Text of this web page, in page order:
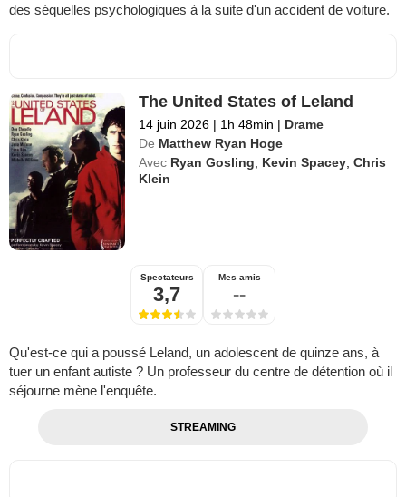
des séquelles psychologiques à la suite d'un accident de voiture.
The United States of Leland
14 juin 2026 | 1h 48min | Drame
De Matthew Ryan Hoge
Avec Ryan Gosling Kevin Spacey ,Chris
Klein
Spectateurs
3,7
Mes amis
--
Qu'est-ce qui a poussé Leland, un adolescent de quinze ans, à
tuer un enfant autiste ? Un professeur du centre de détention où il
séjourne mène l'enquête.
STREAMING